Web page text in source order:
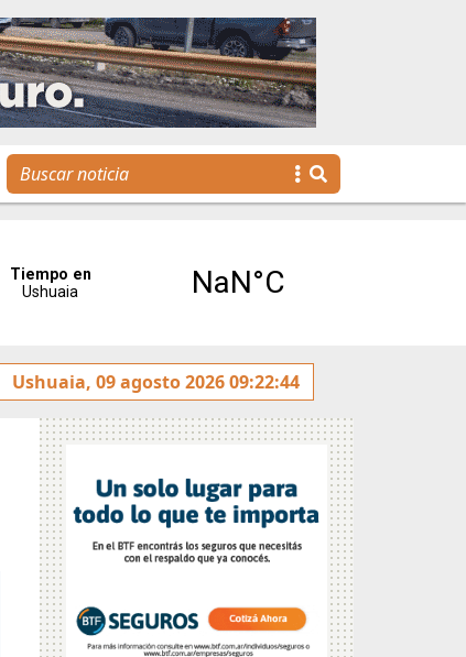
La voz de Tolhuin llegó al Congreso de la Nación a
Ushuaia, 09 agosto 2026 09:22:44